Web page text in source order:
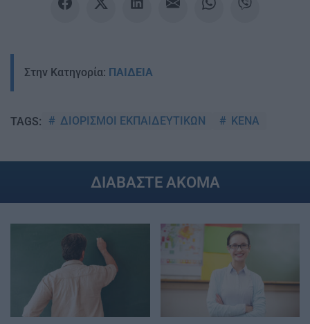
Στην Κατηγορία: ΠΑΙΔΕΙΑ
TAGS: ΔΙΟΡΙΣΜΟΙ ΕΚΠΑΙΔΕΥΤΙΚΩΝ ΚΕΝΑ
ΔΙΑΒΑΣΤΕ ΑΚΟΜΑ